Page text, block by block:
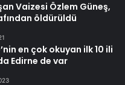
Vaizesi Özlem Güneş,
öldürüldü
en çok okuyan ilk 10 ili
Edirne de var